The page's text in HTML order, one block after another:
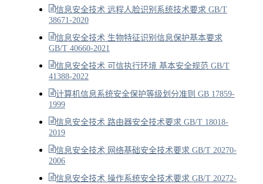
信息安全技术 远程人脸识别系统技术要求 GB/T
38671-2020
信息安全技术 生物特征识别信息保护基本要求
GB/T 40660-2021
信息安全技术 可信执行环境 基本安全规范 GB/T
41388-2022
计算机信息系统安全保护等级划分准则 GB 17859-
1999
信息安全技术 路由器安全技术要求 GB/T 18018-
2019
信息安全技术 网络基础安全技术要求 GB/T 20270-
2006
信息安全技术 操作系统安全技术要求 GB/T 20272-